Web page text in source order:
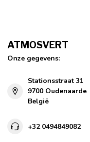
ATMOSVERT
Onze gegevens:
Stationsstraat 31
9700 Oudenaarde
België
+32 0494849082